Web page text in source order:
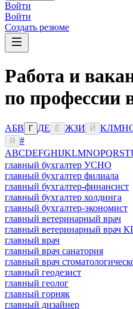
Войти
Войти
Создать резюме
Работа и
по профессии
АБВ Г ДЕ Ё ЖЗИ Й КЛМН
Я
#
ABCDEFGHIJKLMNOPQRST
главный бухгалтер УСНО
главный бухгалтер филиала
главный бухгалтер-финансист
главный бухгалтер холдинга
главный бухгалтер-экономист
главный ветеринарный врач
главный ветеринарный врач
главный врач
главный врач санатория
главный врач
главный геодезист
главный геолог
главный горняк
главный дизайнер